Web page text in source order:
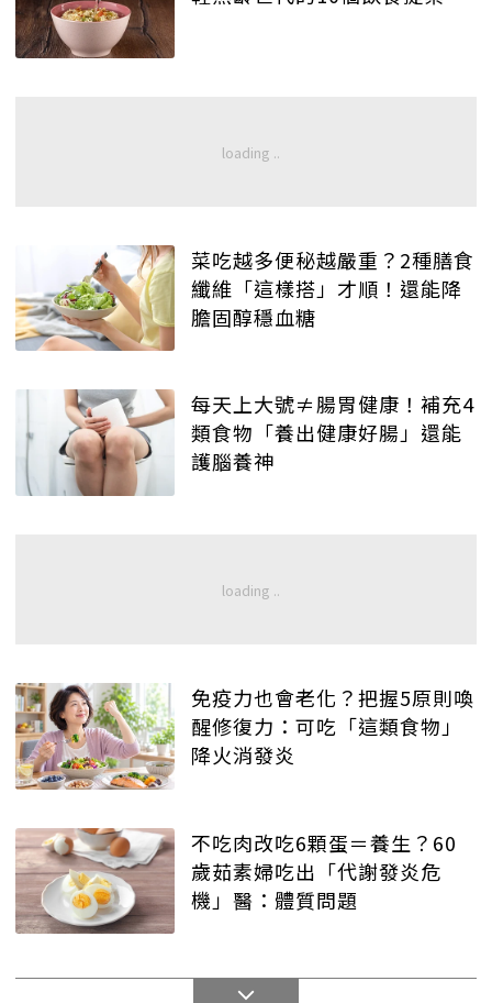
菜吃越多便秘越嚴重？2種膳食
纖維「這樣搭」才順！還能降
膽固醇穩血糖
每天上大號≠腸胃健康！補充4
類食物「養出健康好腸」還能
護腦養神
免疫力也會老化？把握5原則喚
醒修復力：可吃「這類食物」
降火消發炎
不吃肉改吃6顆蛋＝養生？60
歲茹素婦吃出「代謝發炎危
機」醫：體質問題